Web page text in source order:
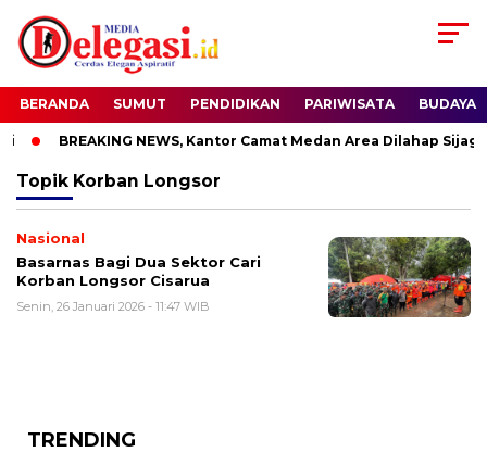
BERANDA SUMUT PENDIDIKAN PARIWISATA BUDAYA
BREAKING NEWS, Kantor Camat Medan Area Dilahap Sijago
Topik Korban Longsor
Nasional
Basarnas Bagi Dua Sektor Cari
Korban Longsor Cisarua
Senin, 26 Januari 2026 - 11:47 WIB
TRENDING